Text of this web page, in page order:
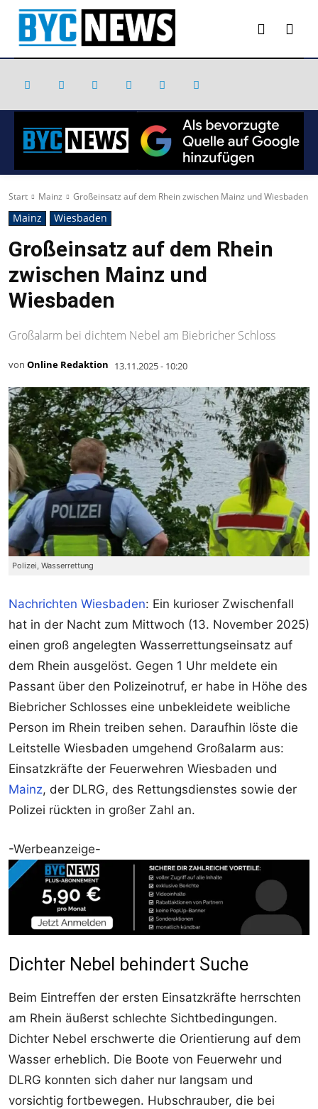
Start Mainz Großeinsatz auf dem Rhein zwischen Mainz und Wiesbaden
Mainz Wiesbaden
Großeinsatz auf dem Rhein
zwischen Mainz und
Wiesbaden
Großalarm bei dichtem Nebel am Biebricher Schloss
von Online Redaktion 13.11.2025 - 10:20
Polizei, Wasserrettung
Nachrichten Wiesbaden: Ein kurioser Zwischenfall
hat in der Nacht zum Mittwoch (13. November 2025)
einen groß angelegten Wasserrettungseinsatz auf
dem Rhein ausgelöst. Gegen 1 Uhr meldete ein
Passant über den Polizeinotruf, er habe in Höhe des
Biebricher Schlosses eine unbekleidete weibliche
Person im Rhein treiben sehen. Daraufhin löste die
Leitstelle Wiesbaden umgehend Großalarm aus:
Einsatzkräfte der Feuerwehren Wiesbaden und
Mainz, der DLRG, des Rettungsdienstes sowie der
Polizei rückten in großer Zahl an.
-Werbeanzeige-
Dichter Nebel behindert Suche
Beim Eintreffen der ersten Einsatzkräfte herrschten
am Rhein äußerst schlechte Sichtbedingungen.
Dichter Nebel erschwerte die Orientierung auf dem
Wasser erheblich. Die Boote von Feuerwehr und
DLRG konnten sich daher nur langsam und
vorsichtig fortbewegen. Hubschrauber, die bei